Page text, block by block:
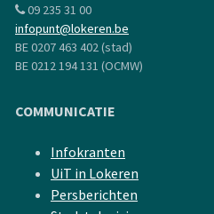
09 235 31 00
infopunt@lokeren.be
BE 0207 463 402 (stad)
BE 0212 194 131 (OCMW)
COMMUNICATIE
Infokranten
UiT in Lokeren
Persberichten